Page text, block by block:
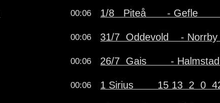
00:06 1/8   Piteå       - Gefle
00:06 31/7  Oddevold    -
00:06 26/7  Gais        -
00:06 1 Sirius        15 13  2  0